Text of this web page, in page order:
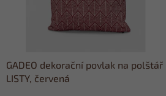
GADEO dekorační povlak na polštář
LISTY, červená